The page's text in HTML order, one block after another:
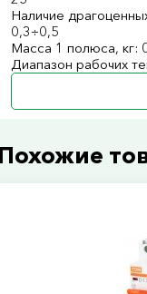
Наличие
0,3÷0,5
Масса 1 полюса, кг:
Диапазон рабочих